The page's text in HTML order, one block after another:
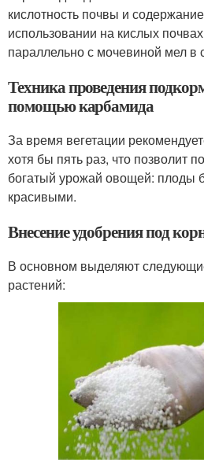
кислотность почвы и
использовании на кислых
параллельно с мочевиной мел в
Техника проведения
помощью карбамида
За время вегетации
хотя бы пять раз, что позволит
богатый урожай овощей: плоды
красивыми.
Внесение удобрения под
В основном выделяют
растений: